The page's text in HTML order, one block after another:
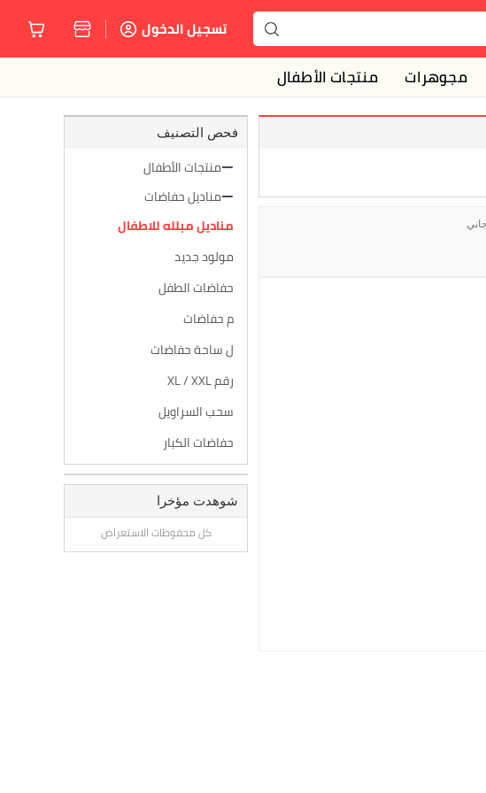
تسجيل الدخول
مجوهرات منتجات الأطفال
فحص التصنيف
منتجات الأطفال
مناديل حفاضات
مناديل مبلله للاطفال
مولود جديد
حفاضات الطفل
م حفاضات
ل ساحة حفاضات
رقم XL / XXL
سحب السراويل
حفاضات الكبار
شوهدت مؤخرا
كل محفوظات الاستعراض